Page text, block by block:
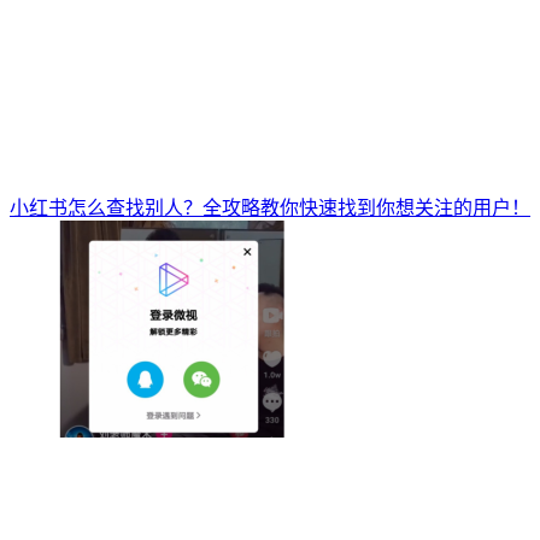
小红书怎么查找别人？全攻略教你快速找到你想关注的用户！